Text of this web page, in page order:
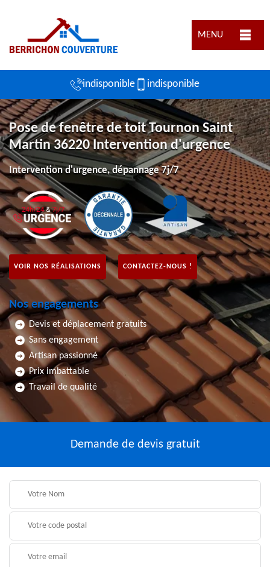
MENU
indisponible indisponible
Pose de fenêtre de toit Tournon Saint
Martin 36220 Intervention d'urgence
Intervention d'urgence, dépannage 7j/7
VOIR NOS RÉALISATIONS CONTACTEZ-NOUS !
Nos engagements
Devis et déplacement gratuits
Sans engagement
Artisan passionné
Prix imbattable
Travail de qualité
Demande de devis gratuit